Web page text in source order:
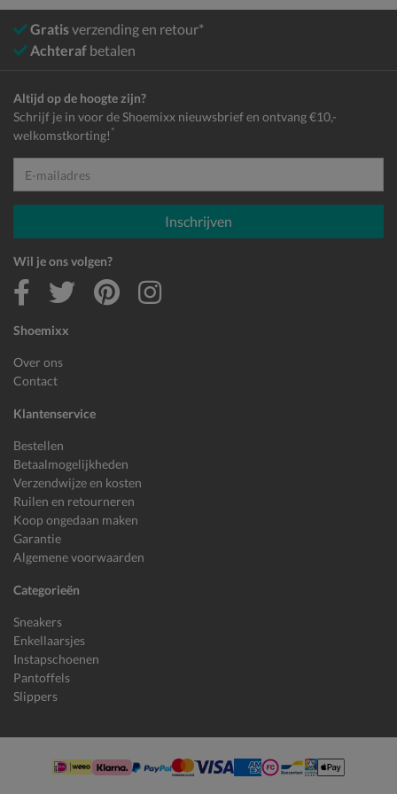
Gratisverzending en retour*
Achteraf betalen
Shoemixx
Over ons
Contact
Klantenservice
Bestellen
Betaalmogelijkheden
Verzendwijze en kosten
Ruilen en retourneren
Koop ongedaan maken
Garantie
Algemene voorwaarden
Categorieën
Sneakers
Enkellaarsjes
Instapschoenen
Pantoffels
Slippers
Altijd op de hoogte zijn?
Schrijf je in voor de Shoemixx nieuwsbrief en ontvang €10,-
welkomstkorting! *
E-mailadres
Inschrijven
Wil je ons volgen?